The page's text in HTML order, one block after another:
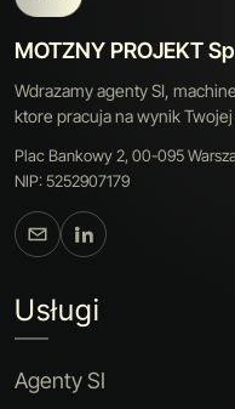
MOTZNY PROJEKT
Wdrazamy agenty SI,
ktore pracuja na wynik
Plac Bankowy 2, 00-095
NIP: 5252907179
Usługi
Agenty SI